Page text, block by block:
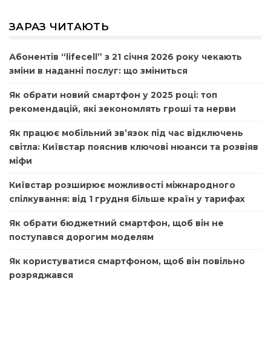
ЗАРАЗ ЧИТАЮТЬ
Абонентів “lifecell” з 21 січня 2026 року чекають
зміни в наданні послуг: що зміниться
Як обрати новий смартфон у 2025 році: топ
рекомендацій, які зекономлять гроші та нерви
Як працює мобільний зв’язок під час відключень
світла: Київстар пояснив ключові нюанси та розвіяв
міфи
Київстар розширює можливості міжнародного
спілкування: від 1 грудня більше країн у тарифах
Як обрати бюджетний смартфон, щоб він не
поступався дорогим моделям
Як користуватися смартфоном, щоб він повільно
розряджався